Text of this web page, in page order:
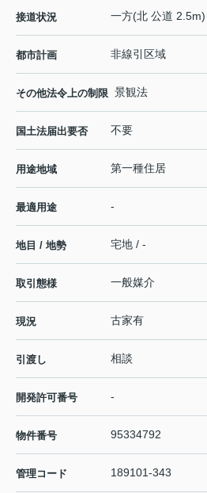
接道状況 一方(北 公道 2.5m)
都市計画 非線引区域
その他法令上の制限 景観法
国土法届出要否 不要
用途地域 第一種住居
最適用途 -
地目 / 地勢 宅地 / -
取引態様 一般媒介
現況 古家有
引渡し 相談
開発許可番号 -
物件番号 95334792
管理コード 189101-343